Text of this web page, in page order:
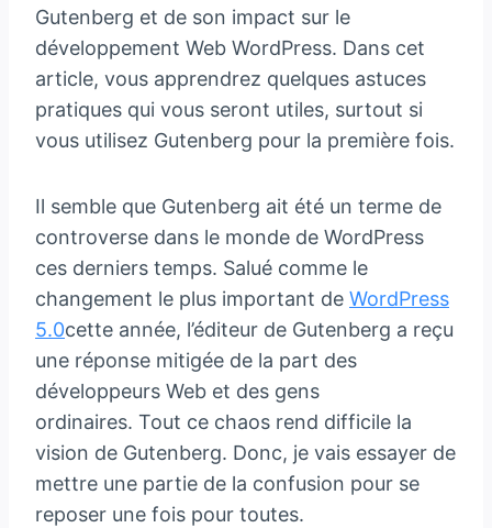
Gutenberg et de son impact sur le
développement Web WordPress. Dans cet
article, vous apprendrez quelques astuces
pratiques qui vous seront utiles, surtout si
vous utilisez Gutenberg pour la première fois.
Il semble que Gutenberg ait été un terme de
controverse dans le monde de WordPress
ces derniers temps. Salué comme le
changement le plus important de WordPress
5.0cette année, l’éditeur de Gutenberg a reçu
une réponse mitigée de la part des
développeurs Web et des gens
ordinaires. Tout ce chaos rend difficile la
vision de Gutenberg. Donc, je vais essayer de
mettre une partie de la confusion pour se
reposer une fois pour toutes.